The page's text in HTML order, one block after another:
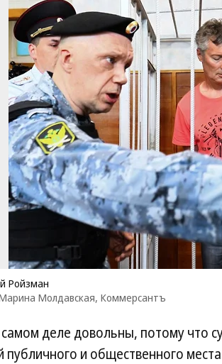
Ройзман
Молдавская, Коммерсантъ
деле довольны, потому что
публичного и общественного